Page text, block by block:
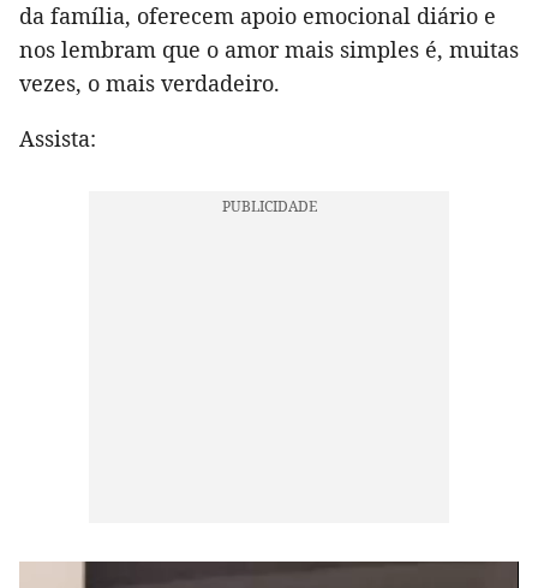
da família, oferecem apoio emocional diário e
nos lembram que o amor mais simples é, muitas
vezes, o mais verdadeiro.
Assista: